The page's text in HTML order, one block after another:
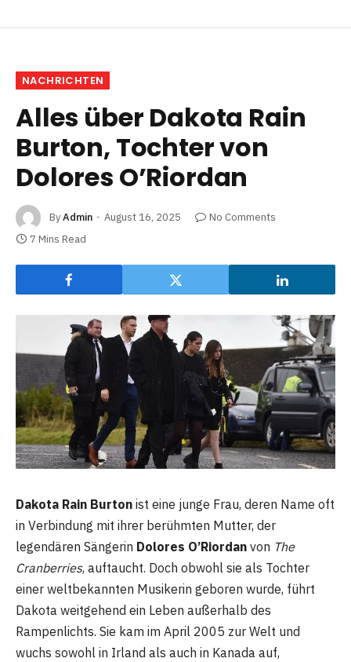
NACHRICHTEN
Alles über Dakota Rain
Burton, Tochter von
Dolores O’Riordan
ByAdmin August 16, 2025
No Comments
7 Mins Read
Dakota Rain Burton ist eine junge Frau, deren Name oft
in Verbindung mit ihrer berühmten Mutter, der
legendären Sängerin Dolores O’Riordan von The
Cranberries, auftaucht. Doch obwohl sie als Tochter
einer weltbekannten Musikerin geboren wurde, führt
Dakota weitgehend ein Leben außerhalb des
Rampenlichts. Sie kam im April 2005 zur Welt und
wuchs sowohl in Irland als auch in Kanada auf,